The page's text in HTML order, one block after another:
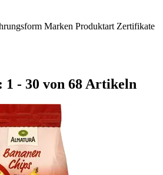
Marken Produktart Zertifikate
- 30 von 68 Artikeln